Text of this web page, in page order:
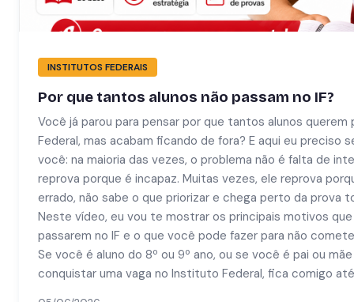
INSTITUTOS FEDERAIS
Por que tantos alunos não passam no IF?
Você já parou para pensar por que tantos alunos
Federal, mas acabam ficando de fora? E aqui eu preciso
você: na maioria das vezes, o problema não é falta de
reprova porque é incapaz. Muitas vezes, ele reprova
errado, não sabe o que priorizar e chega perto da prova
Neste vídeo, eu vou te mostrar os principais motivos
passarem no IF e o que você pode fazer para não
Se você é aluno do 8º ou 9º ano, ou se você é pai ou
conquistar uma vaga no Instituto Federal, fica comigo